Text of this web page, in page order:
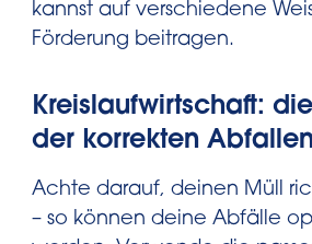
kannst auf verschiedene
Förderung beitragen.
Kreislaufwirtschaft:
der korrekten
Achte darauf, deinen Müll
– so können deine Abfälle